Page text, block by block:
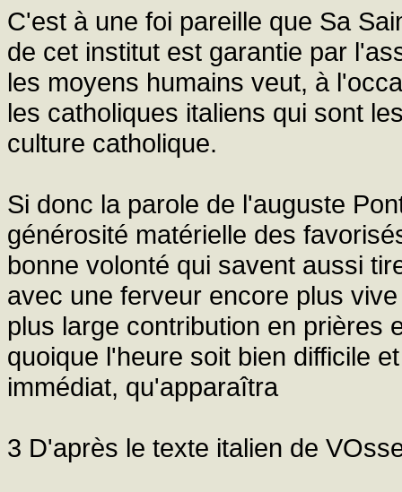
C'est à une foi pareille que Sa
de cet institut est garantie par
les moyens humains veut, à
les catholiques italiens qui sont
culture catholique.
Si donc la parole de l'auguste
générosité matérielle des
bonne volonté qui savent aussi
avec une ferveur encore plus
plus large contribution en prières
quoique l'heure soit bien difficile
immédiat, qu'apparaîtra
3 D'après le texte italien de